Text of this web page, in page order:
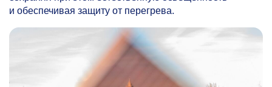
и обеспечивая защиту от перегрева.